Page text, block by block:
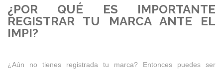
¿POR QUÉ ES IMPORTANTE
REGISTRAR TU MARCA ANTE EL
IMPI?
¿Aún no tienes registrada tu marca? Entonces puedes ser